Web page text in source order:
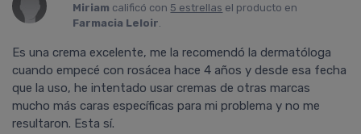
Miriam calificó con 5 estrellas el producto en
Farmacia Leloir.
Es una crema excelente, me la recomendó la dermatóloga
cuando empecé con rosácea hace 4 años y desde esa fecha
que la uso, he intentado usar cremas de otras marcas
mucho más caras especí­ficas para mi problema y no me
resultaron. Esta sí­.